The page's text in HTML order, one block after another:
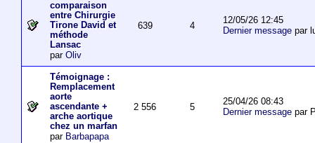
comparaison
entre Chirurgie
Tirone David et
méthode
Lansac
par Oliv
639 4
12/05/26 12:45
Dernier messagepar
Témoignage :
Remplacement
aorte
ascendante +
arche aortique
chez un marfan
par Barbapapa
2 556 5
25/04/26 08:43
Dernier messagepar